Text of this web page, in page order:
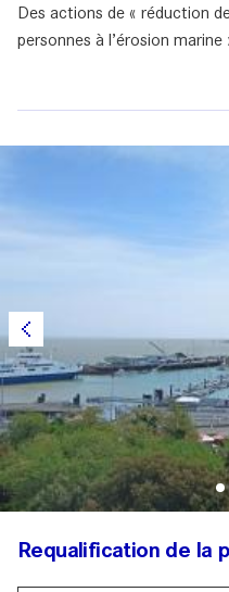
Des actions de « réduction
personnes à l’érosion
Requalification de la